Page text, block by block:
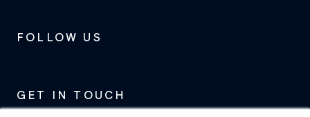
GET IN TOUCH
FOLLOW US